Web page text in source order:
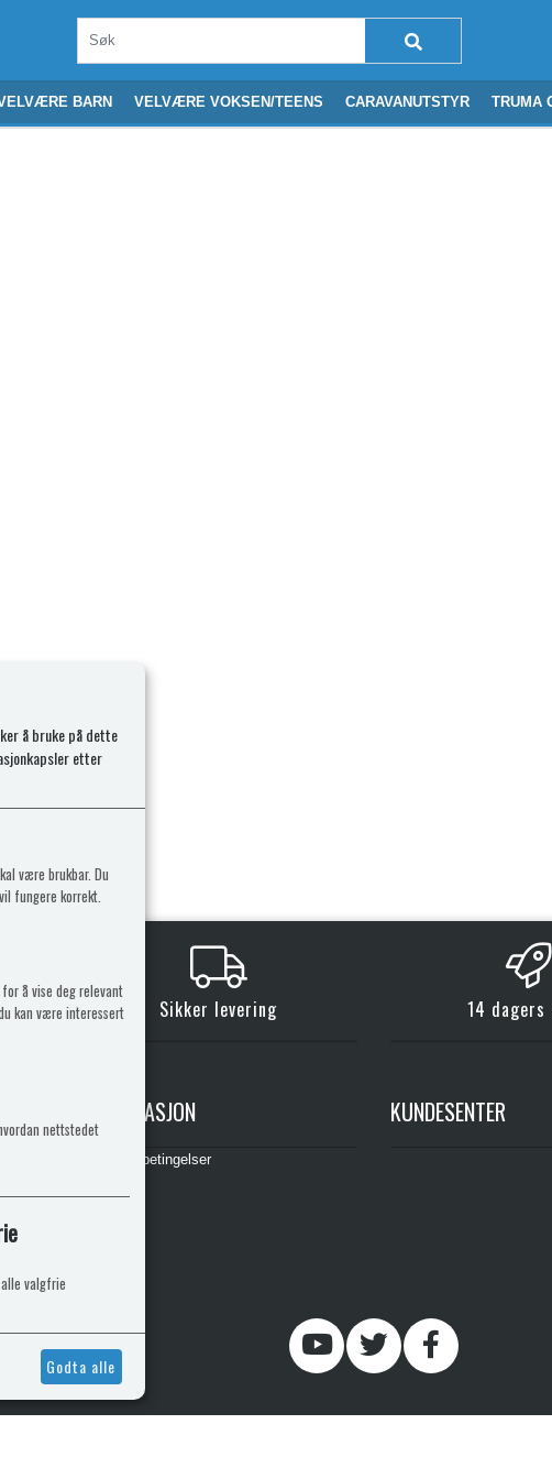
BARN VELVÆRE VOKSEN/TEENS CARAVANUTSTYR TRUMA
Sikker levering 14
INFORMASJON
Leveringsbetingelser
KUNDESENTER
å bruke på dette
etter
være brukbar. Du
fungere korrekt.
å vise deg relevant
kan være interessert
nettstedet
valgfrie
Godta alle